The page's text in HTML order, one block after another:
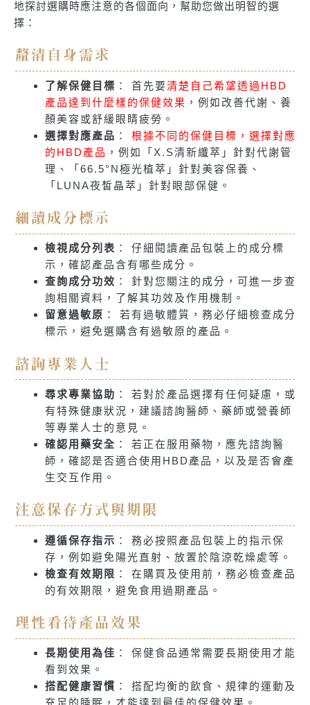
地探討選購時應注意的各個面向，幫助您做出明智的選
擇：
釐清自身需求
了解保健目標 ： 首先要清楚自己希望透過HBD
產品達到什麼樣的保健效果 ，例如改善代謝、養
顏美容或舒緩眼睛疲勞。
選擇對應產品 ： 根據不同的保健目標，選擇對應
的HBD產品 ，例如「X.S清新纖萃」針對代謝管
理、「66.5°N極光植萃」針對美容保養、
「LUNA夜皙晶萃」針對眼部保健。
細讀成分標示
檢視成分列表 ： 仔細閱讀產品包裝上的成分標
示，確認產品含有哪些成分。
查詢成分功效 ： 針對您關注的成分，可進一步查
詢相關資料，了解其功效及作用機制。
留意過敏原 ： 若有過敏體質，務必仔細檢查成分
標示，避免選購含有過敏原的產品。
諮詢專業人士
尋求專業協助 ： 若對於產品選擇有任何疑慮，或
有特殊健康狀況，建議諮詢醫師、藥師或營養師
等專業人士的意見。
確認用藥安全 ： 若正在服用藥物，應先諮詢醫
師，確認是否適合使用HBD產品，以及是否會產
生交互作用。
注意保存方式與期限
遵循保存指示 ： 務必按照產品包裝上的指示保
存，例如避免陽光直射、放置於陰涼乾燥處等。
檢查有效期限 ： 在購買及使用前，務必檢查產品
的有效期限，避免食用過期產品。
理性看待產品效果
長期使用為佳 ： 保健食品通常需要長期使用才能
看到效果。
搭配健康習慣 ： 搭配均衡的飲食、規律的運動及